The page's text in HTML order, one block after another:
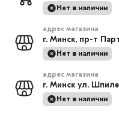
Нет в наличии
адрес магазина
г. Минск, пр-т
Нет в наличии
адрес магазина
г. Минск ул.
Нет в наличии